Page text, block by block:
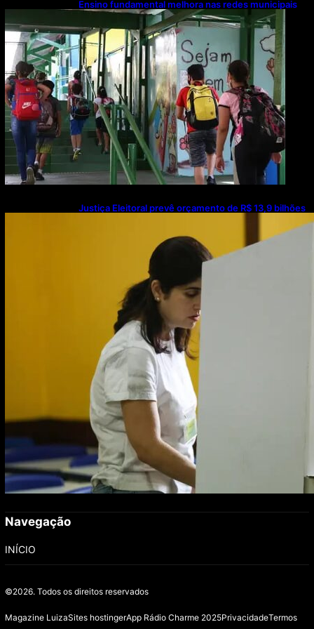
Ensino fundamental melhora nas redes municipais
Justiça Eleitoral prevê orçamento de R$ 13,9 bilhões
Navegação
INÍCIO
©2026. Todos os direitos reservados
Magazine LuizaSites hostingerApp Rádio Charme 2025PrivacidadeTermos